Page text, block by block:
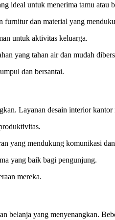
ideal untuk menerima tamu atau
dan material yang
untuk aktivitas keluarga.
yang tahan air dan mudah
dan bersantai.
Layanan desain interior kantor
yang mendukung komunikasi
yang baik bagi pengunjung.
mereka.
belanja yang menyenangkan.